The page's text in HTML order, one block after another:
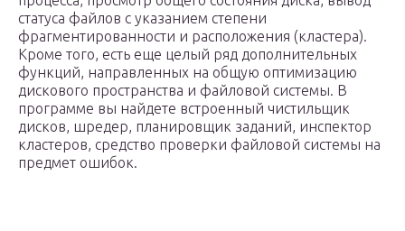
статуса файлов с указанием степени
фрагментированности и расположения (кластера).
Кроме того, есть еще целый ряд дополнительных
функций, направленных на общую оптимизацию
дискового пространства и файловой системы. В
программе вы найдете встроенный чистильщик
дисков, шредер, планировщик заданий, инспектор
кластеров, средство проверки файловой системы на
предмет ошибок.